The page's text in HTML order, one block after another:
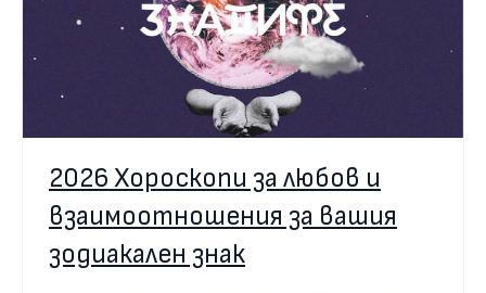
2026 Хороскопи за любов и
взаимоотношения за вашия
зодиакален знак